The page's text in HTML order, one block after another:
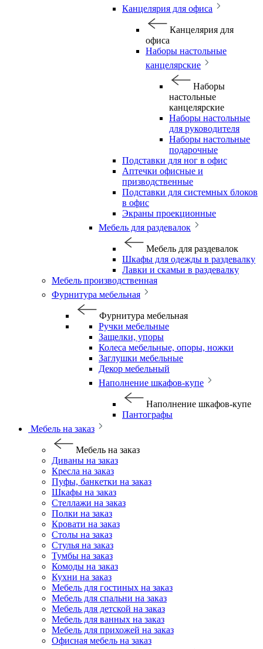
Канцелярия для офиса
Канцелярия для
офиса
Наборы настольные
канцелярские
Наборы
настольные
канцелярские
Наборы настольные
для руководителя
Наборы настольные
подарочные
Подставки для ног в офис
Аптечки офисные и
призводственные
Подставки для системных блоков
в офис
Экраны проекционные
Мебель для раздевалок
Мебель для раздевалок
Шкафы для одежды в раздевалку
Лавки и скамьи в раздевалку
Мебель производственная
Фурнитура мебельная
Фурнитура мебельная
Ручки мебельные
Защелки, упоры
Колеса мебельные, опоры, ножки
Заглушки мебельные
Декор мебельный
Наполнение шкафов-купе
Наполнение шкафов-купе
Пантографы
Мебель на заказ
Мебель на заказ
Диваны на заказ
Кресла на заказ
Пуфы, банкетки на заказ
Шкафы на заказ
Стеллажи на заказ
Полки на заказ
Кровати на заказ
Столы на заказ
Стулья на заказ
Тумбы на заказ
Комоды на заказ
Кухни на заказ
Мебель для гостиных на заказ
Мебель для спальни на заказ
Мебель для детской на заказ
Мебель для ванных на заказ
Мебель для прихожей на заказ
Офисная мебель на заказ